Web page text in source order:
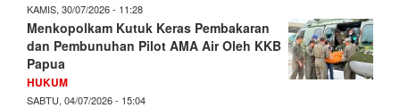
KAMIS, 30/07/2026 - 11:28
Menkopolkam Kutuk Keras Pembakaran
dan Pembunuhan Pilot AMA Air Oleh KKB
Papua
HUKUM
SABTU, 04/07/2026 - 15:04